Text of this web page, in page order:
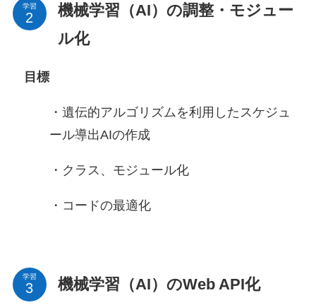
学習
機械学習（AI）の調整・モジュー
ル化
目標
・遺伝的アルゴリズムを利用したスケジュ
ール導出AIの作成
・クラス、モジュール化
・コードの最適化
学習 機械学習（AI）のWeb API化